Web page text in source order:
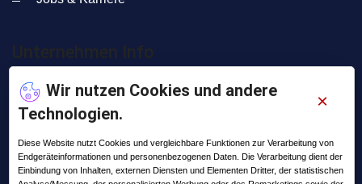
Wir nutzen Cookies und andere
Technologien.
×
Diese Website nutzt Cookies und vergleichbare Funktionen zur Verarbeitung von
Endgeräteinformationen und personenbezogenen Daten. Die Verarbeitung dient der
Einbindung von Inhalten, externen Diensten und Elementen Dritter, der statistischen
Unternehmen Info
Adresse:
Lange Straße 35
Telefon:
+49 (0) 36258 - 566 - 0